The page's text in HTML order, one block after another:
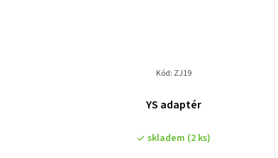
YS adaptér
skladem (2 ks)
Kód: ZJ19